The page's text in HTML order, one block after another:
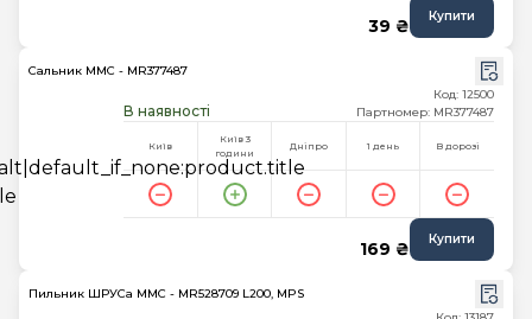
39 ₴ Купити
Сальник MMC - MR377487
В наявності
Код: 12500
Партномер: MR377487
Київ
Київ 3
години
Дніпро 1 день В дорозі
169 ₴ Купити
Пильник ШРУСа MMC - MR528709 L200, MPS